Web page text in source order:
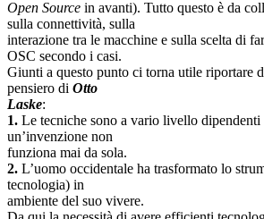
Open Source in avanti). Tutto questo è da
sulla connettività, sulla
interazione tra le macchine e sulla scelta di
OSC secondo i casi.
Giunti a questo punto ci torna utile riportare
pensiero di Otto
Laske:
1. Le tecniche sono a vario livello dipendenti
un’invenzione non
funziona mai da sola.
2. L’uomo occidentale ha trasformato lo
tecnologia) in
ambiente del suo vivere.